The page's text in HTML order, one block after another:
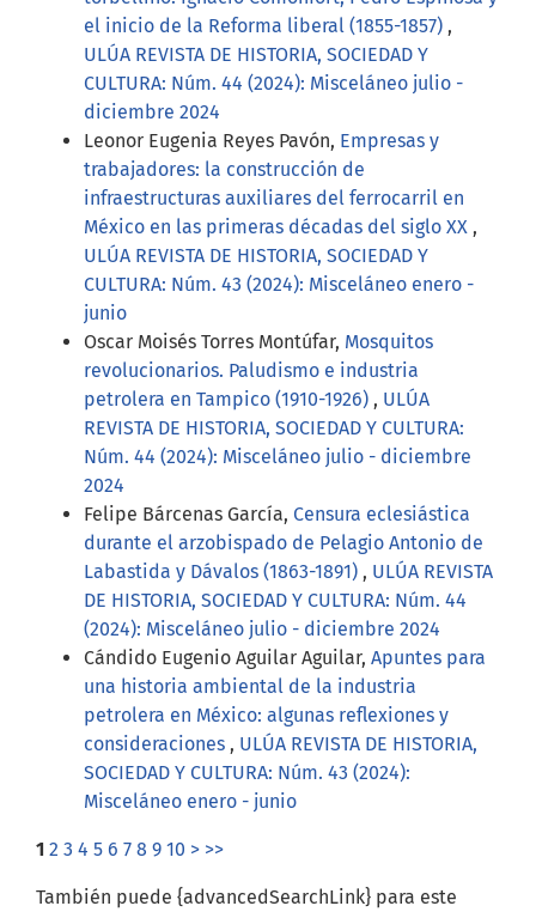
el inicio de la Reforma liberal (1855-1857) ,
ULÚA REVISTA DE HISTORIA, SOCIEDAD Y
CULTURA: Núm. 44 (2024): Misceláneo julio -
diciembre 2024
Leonor Eugenia Reyes Pavón, Empresas y
trabajadores: la construcción de
infraestructuras auxiliares del ferrocarril en
México en las primeras décadas del siglo XX ,
ULÚA REVISTA DE HISTORIA, SOCIEDAD Y
CULTURA: Núm. 43 (2024): Misceláneo enero -
junio
Oscar Moisés Torres Montúfar, Mosquitos
revolucionarios. Paludismo e industria
petrolera en Tampico (1910-1926) , ULÚA
REVISTA DE HISTORIA, SOCIEDAD Y CULTURA:
Núm. 44 (2024): Misceláneo julio - diciembre
2024
Felipe Bárcenas García, Censura eclesiástica
durante el arzobispado de Pelagio Antonio de
Labastida y Dávalos (1863-1891) , ULÚA REVISTA
DE HISTORIA, SOCIEDAD Y CULTURA: Núm. 44
(2024): Misceláneo julio - diciembre 2024
Cándido Eugenio Aguilar Aguilar, Apuntes para
una historia ambiental de la industria
petrolera en México: algunas reflexiones y
consideraciones , ULÚA REVISTA DE HISTORIA,
SOCIEDAD Y CULTURA: Núm. 43 (2024):
Misceláneo enero - junio
1 2 3 4 5 6 7 8 9 10 > >>
También puede {advancedSearchLink} para este